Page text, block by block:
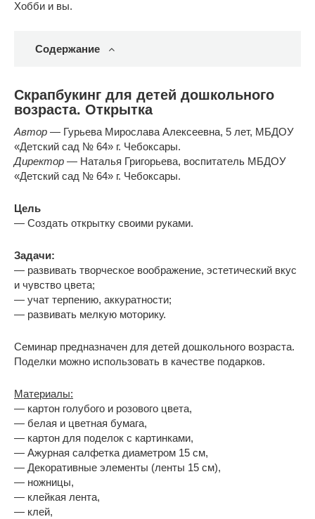
Хобби и вы.
Содержание
Скрапбукинг для детей дошкольного
возраста. Открытка
Автор — Гурьева Мирослава Алексеевна, 5 лет, МБДОУ
«Детский сад № 64» г. Чебоксары.
Директор — Наталья Григорьева, воспитатель МБДОУ
«Детский сад № 64» г. Чебоксары.
Цель
— Создать открытку своими руками.
Задачи:
— развивать творческое воображение, эстетический вкус
и чувство цвета;
— учат терпению, аккуратности;
— развивать мелкую моторику.
Семинар предназначен для детей дошкольного возраста.
Поделки можно использовать в качестве подарков.
Материалы:
— картон голубого и розового цвета,
— белая и цветная бумага,
— картон для поделок с картинками,
— Ажурная салфетка диаметром 15 см,
— Декоративные элементы (ленты 15 см),
— ножницы,
— клейкая лента,
— клей,